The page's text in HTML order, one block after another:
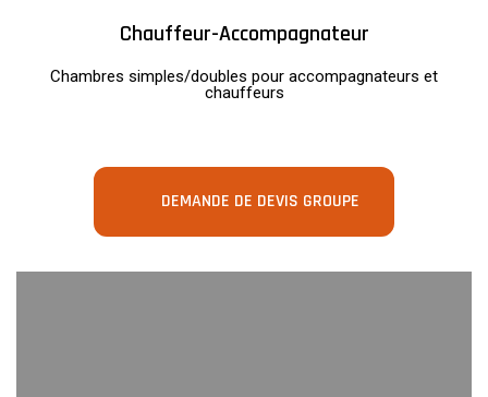
Chauffeur-Accompagnateur
Chambres simples/doubles pour accompagnateurs et
chauffeurs
DEMANDE DE DEVIS GROUPE